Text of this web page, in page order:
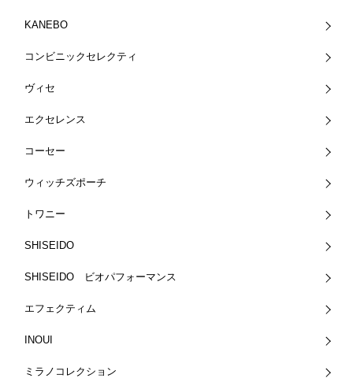
KANEBO
コンビニックセレクティ
ヴィセ
エクセレンス
コーセー
ウィッチズポーチ
トワニー
SHISEIDO
SHISEIDO ビオパフォーマンス
エフェクティム
INOUI
ミラノコレクション